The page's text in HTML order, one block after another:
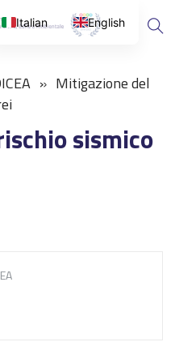
Mitigazione del
sismico
Italian English